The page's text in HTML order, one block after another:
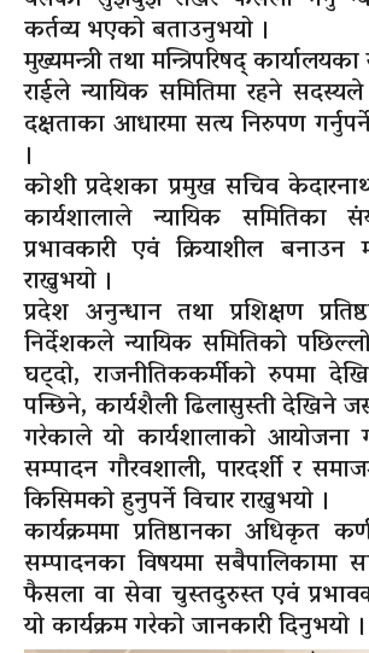
कर्तव्य भएको बताउनुभयो ।
मुख्यमन्त्री तथा मन्त्रिपरिषद् कार्यालयका
राईले न्यायिक समितिमा रहने
दक्षताका आधारमा सत्य निरुपण
।
कोशी प्रदेशका प्रमुख सचिव
कार्यशालाले न्यायिक समितिका
प्रभावकारी एवं क्रियाशील बनाउन
राख्नुभयो ।
प्रदेश अनुन्धान तथा प्रशिक्षण
निर्देशकले न्यायिक समितिको
घट्दो, राजनीतिककर्मीको रुपमा
पन्छिने, कार्यशैली ढिलासुस्ती देखिने
गरेकाले यो कार्यशालाको आयोजना
सम्पादन गौरवशाली, पारदर्शी र
किसिमको हुनुपर्ने विचार राख्नुभयो ।
कार्यक्रममा प्रतिष्ठानका अधिकृत
सम्पादनका विषयमा सबैपालिकामा
फैसला वा सेवा चुस्तदुरुस्त एवं
यो कार्यक्रम गरेको जानकारी दिनुभयो ।